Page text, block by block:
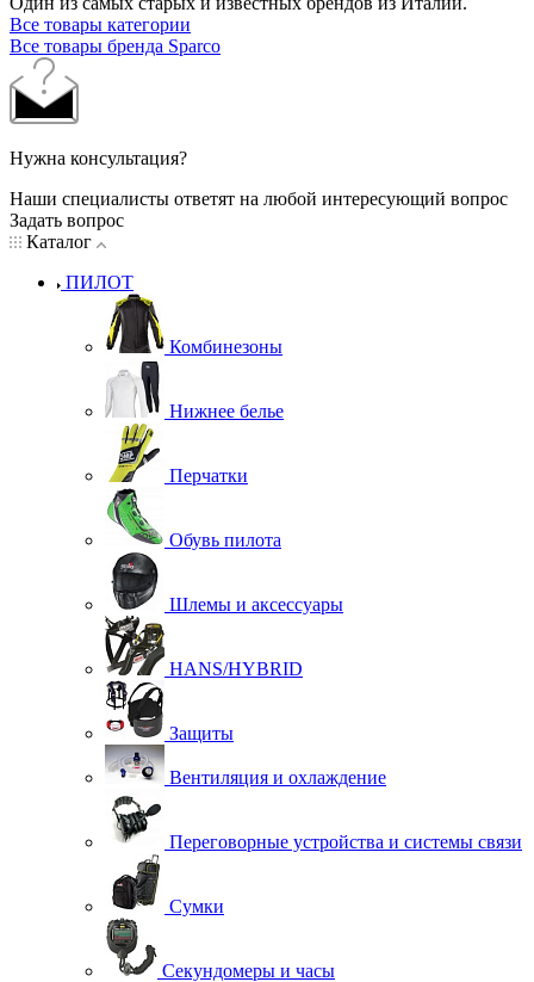
Все товары категории
Все товары бренда Sparco
Нужна консультация?
Наши специалисты ответят на любой интересующий вопрос
Задать вопрос
Каталог
ПИЛОТ
Комбинезоны
Нижнее белье
Перчатки
Обувь пилота
Шлемы и аксессуары
HANS/HYBRID
Защиты
Вентиляция и охлаждение
Переговорные устройства и системы связи
Сумки
Секундомеры и часы